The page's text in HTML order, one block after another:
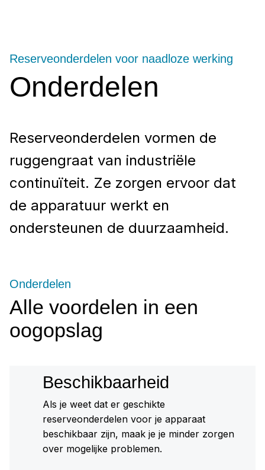
Onderdelen
Reserveonderdelen voor naadloze werking
Reserveonderdelen vormen de
ruggengraat van industriële
continuïteit. Ze zorgen ervoor dat
de apparatuur werkt en
ondersteunen de duurzaamheid.
Alle voordelen in een
oogopslag
Onderdelen
Beschikbaarheid
Als je weet dat er geschikte
reserveonderdelen voor je apparaat
beschikbaar zijn, maak je je minder zorgen
over mogelijke problemen.